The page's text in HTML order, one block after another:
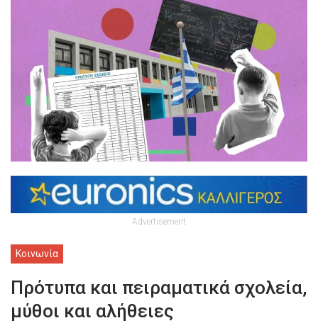
Advertisement
Κοινωνία
Πρότυπα και πειραματικά σχολεία,
μύθοι και αλήθειες